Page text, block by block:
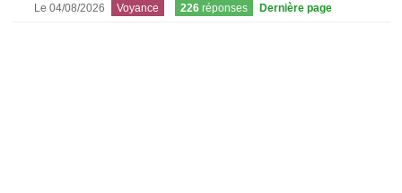
Le 04/08/2026 Voyance 226 réponses Dernière page